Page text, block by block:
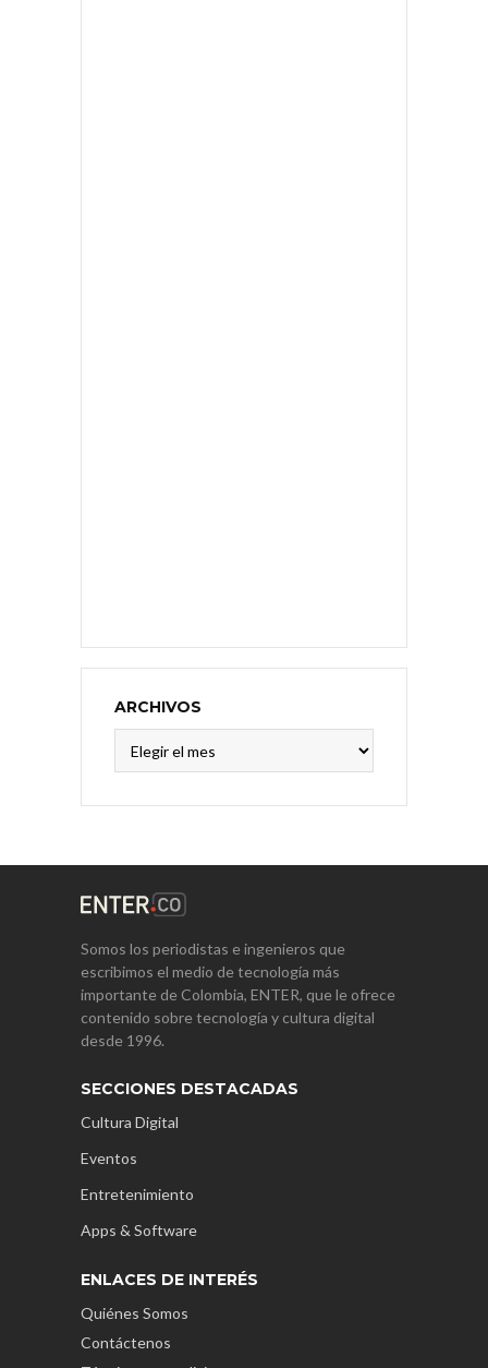
ARCHIVOS
Somos los periodistas e ingenieros que
escribimos el medio de tecnología más
importante de Colombia, ENTER, que le ofrece
contenido sobre tecnología y cultura digital
desde 1996.
SECCIONES DESTACADAS
Cultura Digital
Eventos
Entretenimiento
Apps & Software
ENLACES DE INTERÉS
Quiénes Somos
Contáctenos